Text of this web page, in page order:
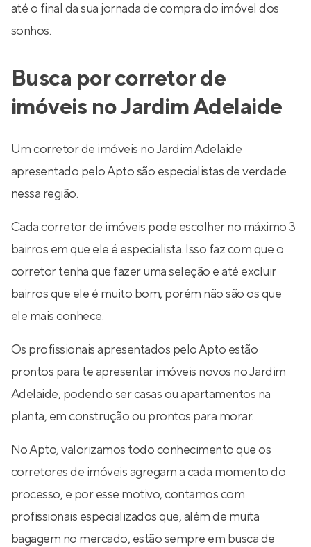
até o final da sua jornada de compra do imóvel dos
sonhos.
Busca por corretor de
imóveis no Jardim Adelaide
Um corretor de imóveis no Jardim Adelaide
apresentado pelo Apto são especialistas de verdade
nessa região.
Cada corretor de imóveis pode escolher no máximo 3
bairros em que ele é especialista. Isso faz com que o
corretor tenha que fazer uma seleção e até excluir
bairros que ele é muito bom, porém não são os que
ele mais conhece.
Os profissionais apresentados pelo Apto estão
prontos para te apresentar imóveis novos no Jardim
Adelaide, podendo ser casas ou apartamentos na
planta, em construção ou prontos para morar.
No Apto, valorizamos todo conhecimento que os
corretores de imóveis agregam a cada momento do
processo, e por esse motivo, contamos com
profissionais especializados que, além de muita
bagagem no mercado, estão sempre em busca de